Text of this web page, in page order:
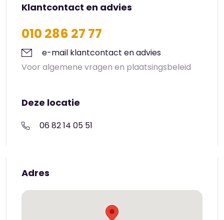
Klantcontact en advies
010 286 27 77
e-mail klantcontact en advies
Voor algemene vragen en plaatsingsbeleid
Deze locatie
06 82 14 05 51
Adres